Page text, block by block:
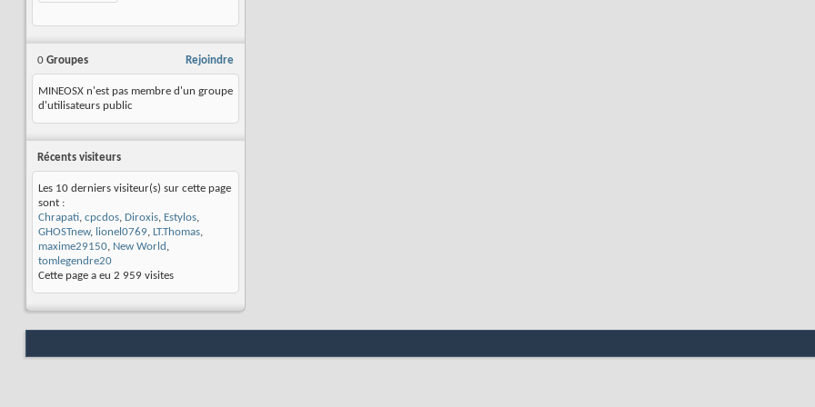
Rejoindre
0 Groupes
MINEOSX n'est pas membre d'un groupe
d'utilisateurs public
Récents visiteurs
Les 10 derniers visiteur(s) sur cette page
sont :
Chrapati, cpcdos, Diroxis, Estylos,
GHOSTnew, lionel0769, LT.Thomas,
maxime29150, New World ,
tomlegendre20
Cette page a eu 2 959 visites